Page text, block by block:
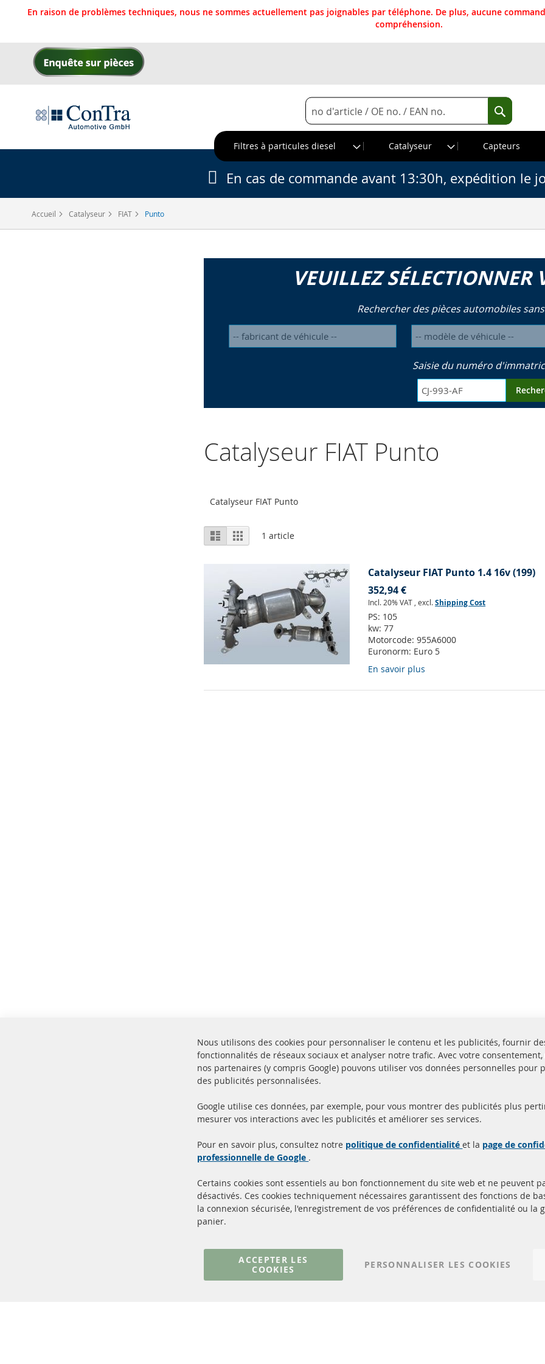
En raison de problèmes techniques, nous ne sommes actuellement pas joignables par téléphone. De plus, aucune
compréhension.
Allez
Rechercher
Rechercher
Filtres à particules diesel
Catalyseur Capteurs
Accueil Catalyseur FIAT Punto
En cas de commande avant 13:30h, expédition le
VEUILLEZ SÉLECTIONNER
Rechercher des pièces automobiles
Saisie du numéro
Catalyseur FIAT Punto
Catalyseur FIAT Punto
Afficher
en
Liste Grille1 article
Catalyseur FIAT Punto 1.4 16v (199)
352,94 €
Incl. 20% VAT ,excl.Shipping Cost
PS: 105
kw:77
Motorcode:955A6000
Euronorm: Euro 5
En savoir plus
Livraison en 24 heures
Produits en stock
Toutes les pièces sont
homologuées avec la
d'homologation e
Quick Links
Filtres à particules diesel (FPD)
Matériel de montage
Service Clients
à propos de nous
Résilier le contrat
Nous utilisons des cookies pour personnaliser le contenu et les publicités, fournir
fonctionnalités de réseaux sociaux et analyser notre trafic. Avec votre
nos partenaires (y compris Google) pouvons utiliser vos données personnelles pour
des publicités personnalisées.
Google utilise ces données, par exemple, pour vous montrer des publicités plus
mesurer vos interactions avec les publicités et améliorer ses services.
Pour en savoir plus, consultez notre politique de confidentialitéet la page de
professionnelle de Google .
Certains cookies sont essentiels au bon fonctionnement du site web et ne peuvent
désactivés. Ces cookies techniquement nécessaires garantissent des fonctions de
la connexion sécurisée, l'enregistrement de vos préférences de confidentialité ou la
panier.
ACCEPTER LES
COOKIES
PERSONNALISER LES COOKIES